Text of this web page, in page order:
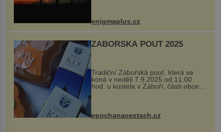
...
enigmaplus.cz
ZÁBOŘSKÁ POUŤ 2025
Tradiční Zábořská pouť, která se
koná v neděli 7.9.2025 od 11:00
hod. u kostela v Záboří, části obce
Kly u Mělníka. V programu naleznete
komentovanou prohlídku kostela,
epochanacestach.cz